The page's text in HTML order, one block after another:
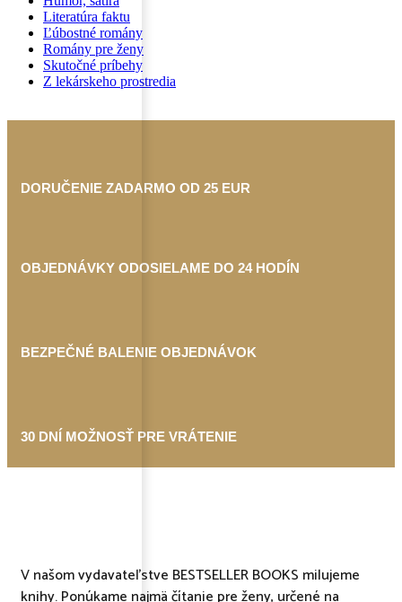
Literatúra faktu
Ľúbostné romány
Romány pre ženy
Skutočné príbehy
Z lekárskeho prostredia
DORUČENIE ZADARMO OD 25 EUR
OBJEDNÁVKY ODOSIELAME DO 24 HODÍN
BEZPEČNÉ BALENIE OBJEDNÁVOK
30 DNÍ MOŽNOSŤ PRE VRÁTENIE
V našom vydavateľstve BESTSELLER BOOKS milujeme